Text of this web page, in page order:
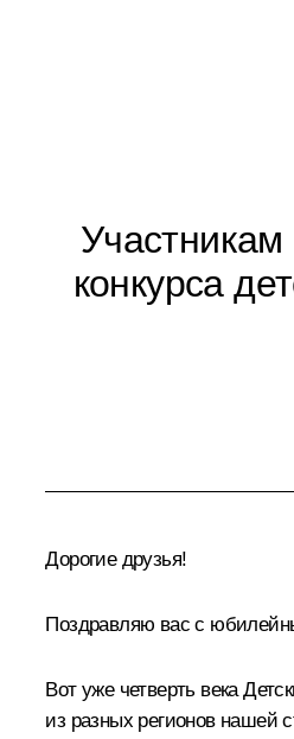
конкурса
Дорогие друзья!
Поздравляю вас с
Вот уже четверть века
из разных регионов нашей